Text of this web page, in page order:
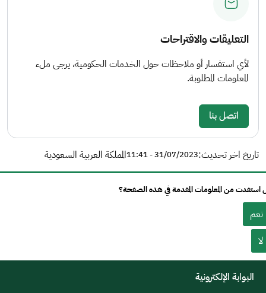
التعليقات والاقتراحات
لأي استفسار أو ملاحظات حول الخدمات الحكومية، يرجى ملء
المعلومات المطلوبة.
اتصل بنا
تاريخ اخر تحديث:31/07/2023 - 11:41 المملكة العربية السعودية
استفدت من المعلومات المقدمة في هذه الصفحة؟
نعم
لا
البوابة الإلكترونية